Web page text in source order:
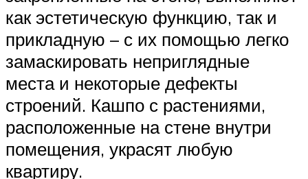
как эстетическую функцию, так и
прикладную – с их помощью легко
замаскировать неприглядные
места и некоторые дефекты
строений. Кашпо с растениями,
расположенные на стене внутри
помещения, украсят любую
квартиру.